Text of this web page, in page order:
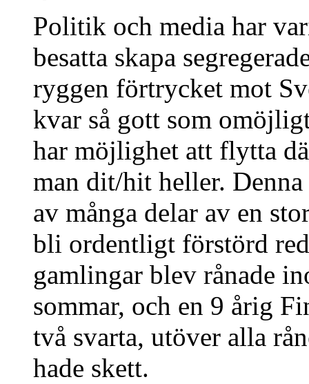
Politik och media har
besatta skapa
ryggen förtrycket mot
kvar så gott som
har möjlighet att flytta
man dit/hit heller.
av många delar av en
bli ordentligt förstörd
gamlingar blev rånade
sommar, och en 9 årig
två svarta, utöver alla
hade skett.